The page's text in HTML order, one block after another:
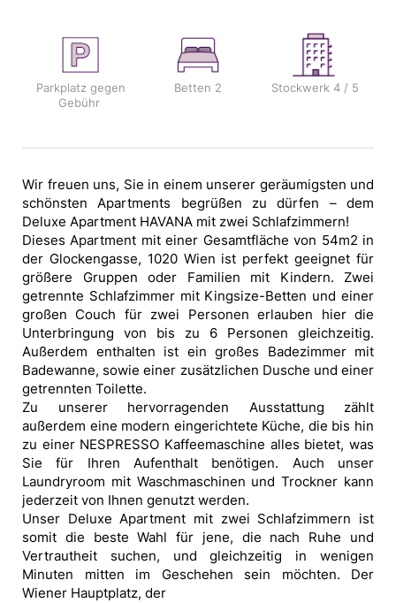
Parkplatz gegen
Gebühr
Betten 2 Stockwerk 4 / 5
Wir freuen uns, Sie in einem unserer geräumigsten und
schönsten Apartments begrüßen zu dürfen – dem
Deluxe Apartment HAVANA mit zwei Schlafzimmern!
Dieses Apartment mit einer Gesamtfläche von 54m2 in
der Glockengasse, 1020 Wien ist perfekt geeignet für
größere Gruppen oder Familien mit Kindern. Zwei
getrennte Schlafzimmer mit Kingsize-Betten und einer
großen Couch für zwei Personen erlauben hier die
Unterbringung von bis zu 6 Personen gleichzeitig.
Außerdem enthalten ist ein großes Badezimmer mit
Badewanne, sowie einer zusätzlichen Dusche und einer
getrennten Toilette.
Zu unserer hervorragenden Ausstattung zählt
außerdem eine modern eingerichtete Küche, die bis hin
zu einer NESPRESSO Kaffeemaschine alles bietet, was
Sie für Ihren Aufenthalt benötigen. Auch unser
Laundryroom mit Waschmaschinen und Trockner kann
jederzeit von Ihnen genutzt werden.
Unser Deluxe Apartment mit zwei Schlafzimmern ist
somit die beste Wahl für jene, die nach Ruhe und
Vertrautheit suchen, und gleichzeitig in wenigen
Minuten mitten im Geschehen sein möchten. Der
Wiener Hauptplatz, der